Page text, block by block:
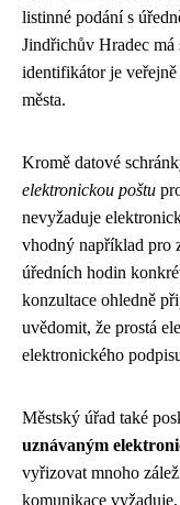
listinné podání s
Jindřichův Hradec
identifikátor je
města.
Kromě datové
elektronickou poštu
nevyžaduje
vhodný například pro
úředních hodin
konzultace ohledně
uvědomit, že prostá
elektronického
Městský úřad také
uznávaným
vyřizovat mnoho
komunikace